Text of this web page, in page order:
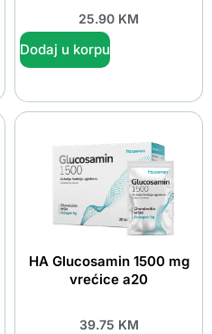
25.90 KM
Dodaj u korpu
HA Glucosamin 1500 mg
vrećice a20
39.75 KM